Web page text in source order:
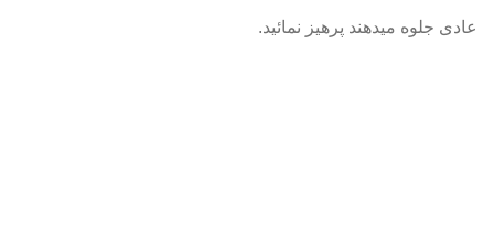
عادی جلوه میدهند پرهیز نمائید.